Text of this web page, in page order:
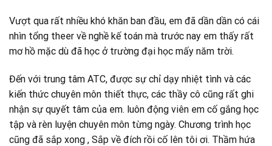
Vượt qua rất nhiều khó khăn ban đầu, em đã dần dần có cái
nhìn tổng theer về nghề kế toán mà trước nay em thấy rất
mơ hồ mặc dù đã học ở trường đại học mấy năm trời.
Đến với trung tâm ATC, được sự chỉ dạy nhiệt tình và các
kiến thức chuyên môn thiết thực, các thầy cô cũng rất ghi
nhận sự quyết tâm của em. luôn động viên em cố gắng học
tập và rèn luyện chuyên môn từng ngày. Chương trình học
cũng đã sắp xong , Sắp về đích rồi cố lên tôi ơi. Thầm hứa